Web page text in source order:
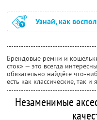
Узнай, как
Брендовые ремни и
сток» — это всегда
обязательно найдёте что-
есть как классические, так
Незаменимые